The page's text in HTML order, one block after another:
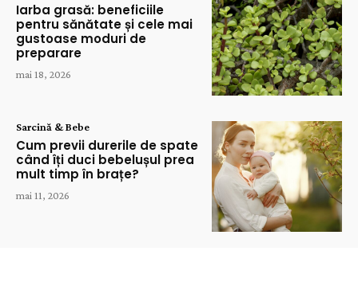
Iarba grasă: beneficiile
pentru sănătate și cele mai
gustoase moduri de
preparare
mai 18, 2026
Sarcină & Bebe
Cum previi durerile de spate
când îți duci bebelușul prea
mult timp în brațe?
mai 11, 2026